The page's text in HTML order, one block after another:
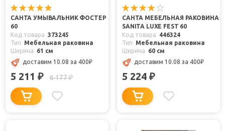
САНТА УМЫВАЛЬНИК ФОСТЕР
60
Код товара 373245
Тип
Мебельная раковина
Ширина
61 см
доставим 10.08 за 400₽
5 211 ₽ 6 177₽
САНТА МЕБЕЛЬНАЯ РАКОВИНА
SANITA LUXE FEST 60
Код товара
446324
Тип
Мебельная раковина
Ширина
60 см
доставим 10.08 за 400₽
5 224 ₽